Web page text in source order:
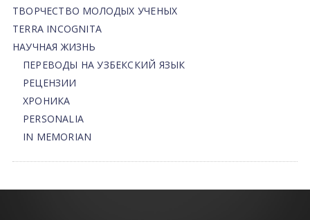
ТВОРЧЕСТВО МОЛОДЫХ УЧЕНЫХ
TERRA INCOGNITA
НАУЧНАЯ ЖИЗНЬ
ПЕРЕВОДЫ НА УЗБЕКСКИЙ ЯЗЫК
РЕЦЕНЗИИ
ХРОНИКА
PERSONALIA
IN MEMORIAN